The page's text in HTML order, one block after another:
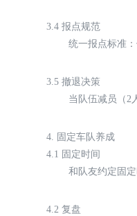
3.4 报点规范
统一报点标准
3.5 撤退决策
当队伍减员（2
4. 固定车队养成
4.1 固定时间
和队友约定固
4.2 复盘